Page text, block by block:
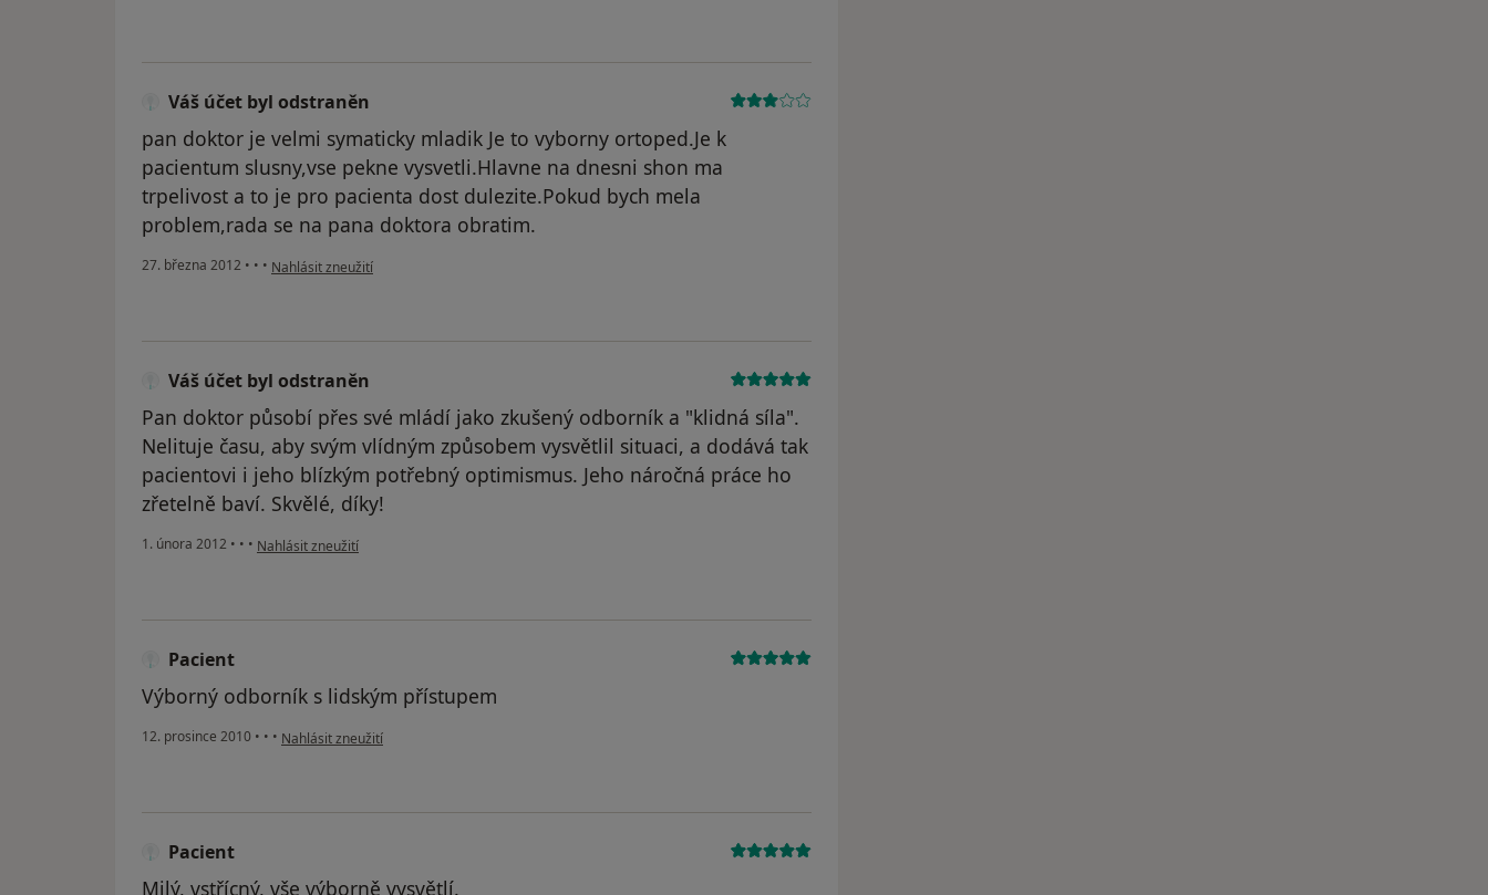
Váš účet byl odstraněn
pan doktor je velmi symaticky mladik Je to vyborny ortoped.Je k
pacientum slusny,vse pekne vysvetli.Hlavne na dnesni shon ma
trpelivost a to je pro pacienta dost dulezite.Pokud bych mela
problem,rada se na pana doktora obratim.
27. března 2012 • • • podle názoru uživatele Váš účet byl odstraněn
Nahlásit zneužití
Váš účet byl odstraněn
Pan doktor působí přes své mládí jako zkušený odborník a "klidná síla".
Nelituje času, aby svým vlídným způsobem vysvětlil situaci, a dodává tak
pacientovi i jeho blízkým potřebný optimismus. Jeho náročná práce ho
zřetelně baví. Skvělé, díky!
1. února 2012 • • • podle názoru uživatele Váš účet byl odstraněn
Nahlásit zneužití
Pacient
Výborný odborník s lidským přístupem
12. prosince 2010 • • • podle názoru uživatele Pacient
Nahlásit zneužití
Pacient
Milý, vstřícný, vše výborně vysvětlí.